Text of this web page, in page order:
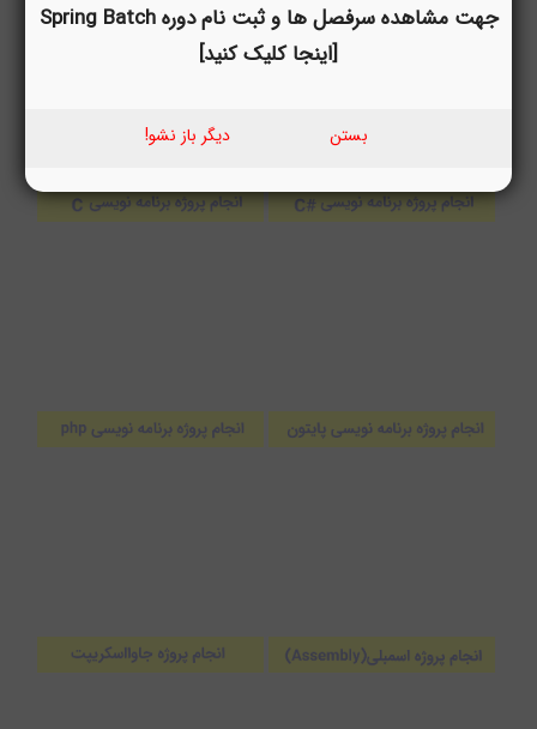
جهت مشاهده سرفصل ها و ثبت نام دوره Spring Batch
[اینجا کلیک کنید]
بستن دیگر باز نشو!